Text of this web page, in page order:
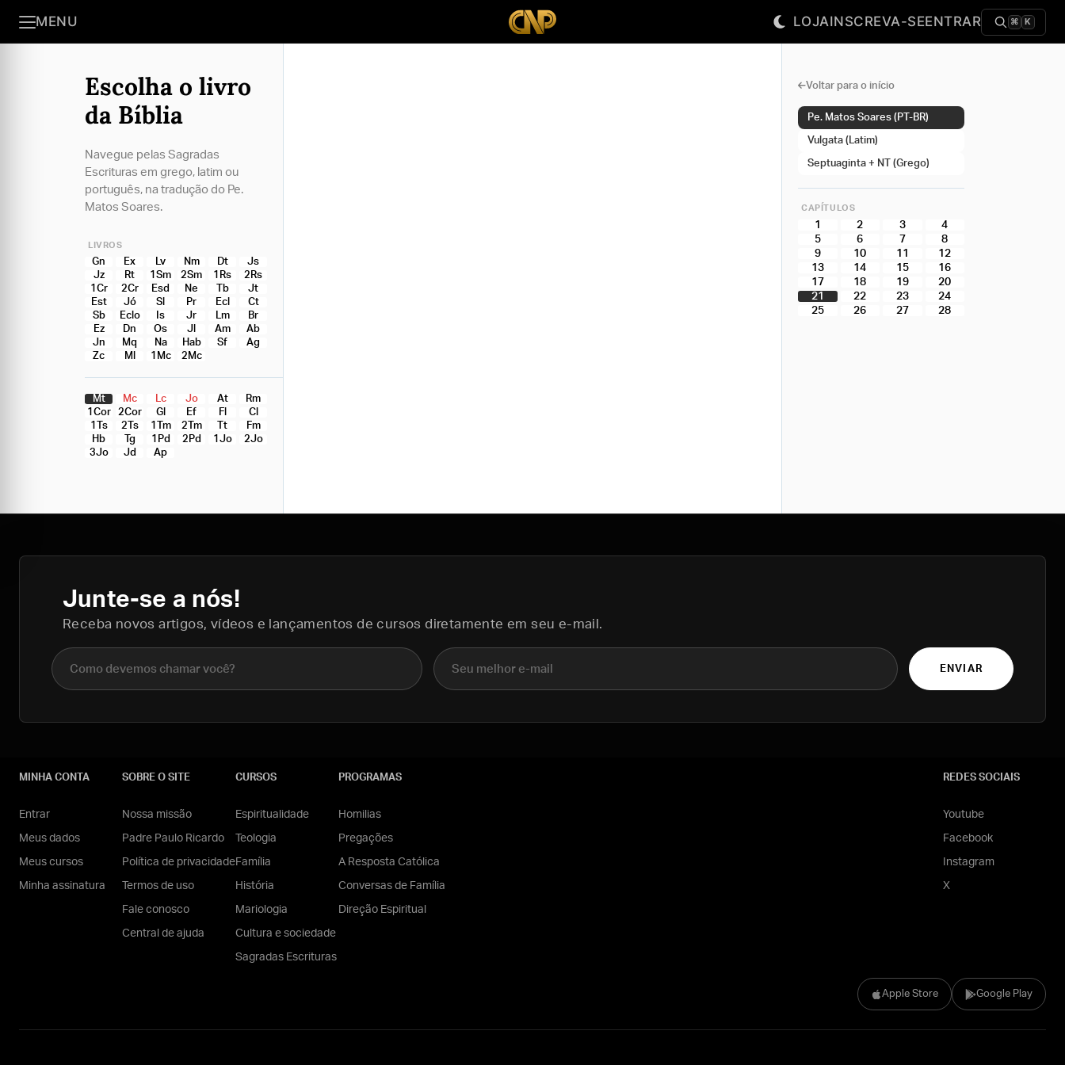
MENU LOJAINSCREVA-SEENTRAR ⌘ K
Escolha o livro
da Bíblia
Navegue pelas Sagradas
Escrituras em grego, latim ou
português, na tradução do Pe.
Matos Soares.
LIVROS
Gn Ex Lv Nm Dt
Js
Jz
Rt 1Sm 2Sm 1Rs
2Rs
1Cr
2Cr Esd Ne Tb
Jt
Est
Jó Sl Pr Ecl
Ct
Sb
Eclo Is Jr Lm
Br
Ez
Dn Os Jl Am
Ab
Jn
Mq Na Hab Sf
Ag
Zc
Ml 1Mc 2Mc
Mt Mc Lc Jo At
Rm
1Cor
2Cor Gl Ef Fl
Cl
1Ts
2Ts 1Tm 2Tm Tt
Fm
Hb
Tg 1Pd 2Pd 1Jo
2Jo
3Jo
Jd Ap
Voltar para o início
Pe. Matos Soares (PT-BR)
Vulgata (Latim)
Septuaginta + NT (Grego)
CAPÍTULOS
1 2 3
4
5
6 7
8
9
10 11
12
13
14 15
16
17
18 19
20
21
22 23
24
25
26 27 28
Junte-se a nós!
Receba novos artigos, vídeos e lançamentos de cursos diretamente em seu e-mail.
Nome completo E-mail
ENVIAR
Apple Store Google Play
MINHA CONTA
Entrar
Meus dados
Meus cursos
Minha assinatura
SOBRE O SITE
Nossa missão
Padre Paulo Ricardo
Política de privacidade
Termos de uso
Fale conosco
Central de ajuda
CURSOS
Espiritualidade
Teologia
Família
História
Mariologia
Cultura e sociedade
Sagradas Escrituras
PROGRAMAS
Homilias
Pregações
A Resposta Católica
Conversas de Família
Direção Espiritual
REDES SOCIAIS
Youtube
Facebook
Instagram
X